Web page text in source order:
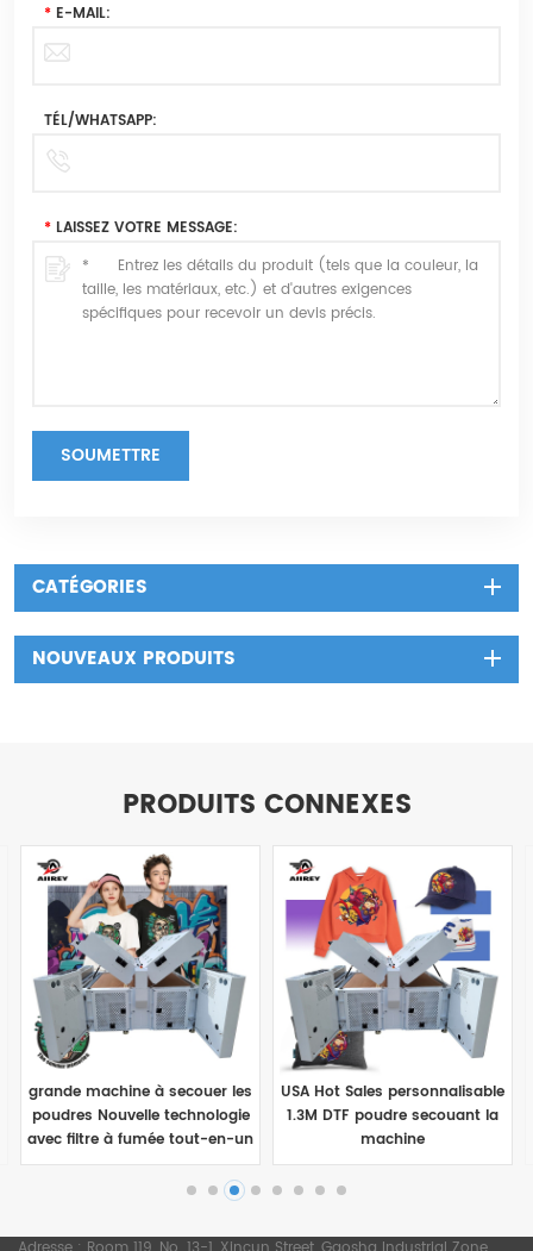
* E-MAIL:
TÉL/WHATSAPP:
* LAISSEZ VOTRE MESSAGE:
SOUMETTRE
CATÉGORIES
NOUVEAUX PRODUITS
PRODUITS CONNEXES
grande machine à secouer les
poudres Nouvelle technologie
avec filtre à fumée tout-en-un
VOIR LES DÉTAILS
USA Hot Sales personnalisable
1.3M DTF poudre secouant la
machine
VOIR LES DÉTAILS